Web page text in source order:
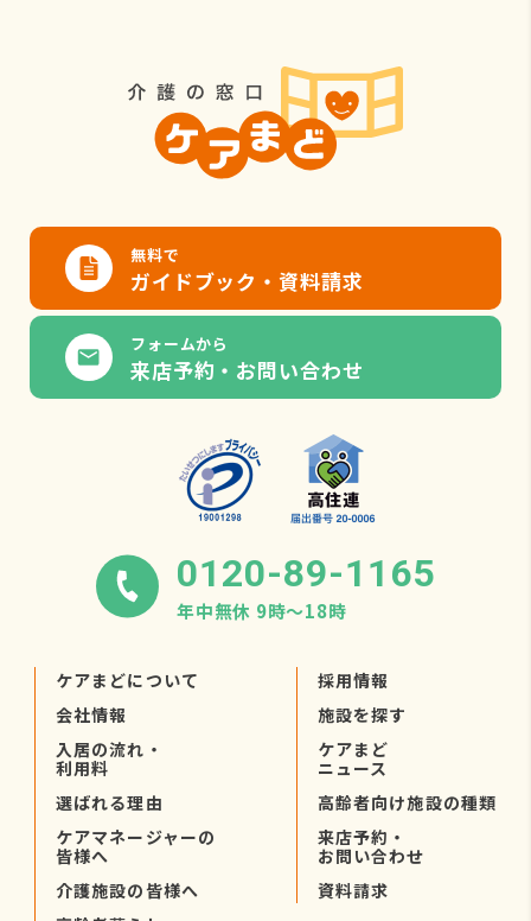
無料で
ガイドブック・資料請求
フォームから
来店予約・お問い合わせ
0120-89-1165
年中無休 9時〜18時
ケアまどについて
会社情報
入居の流れ・
利用料
選ばれる理由
ケアマネージャーの
皆様へ
介護施設の皆様へ
採用情報
施設を探す
ケアまど
ニュース
高齢者向け施設の種類
来店予約・
お問い合わせ
資料請求